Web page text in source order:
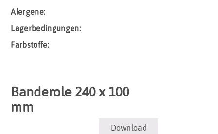
Alergene:
Lagerbedingungen:
Farbstoffe:
Banderole 240 x 100
mm
Download